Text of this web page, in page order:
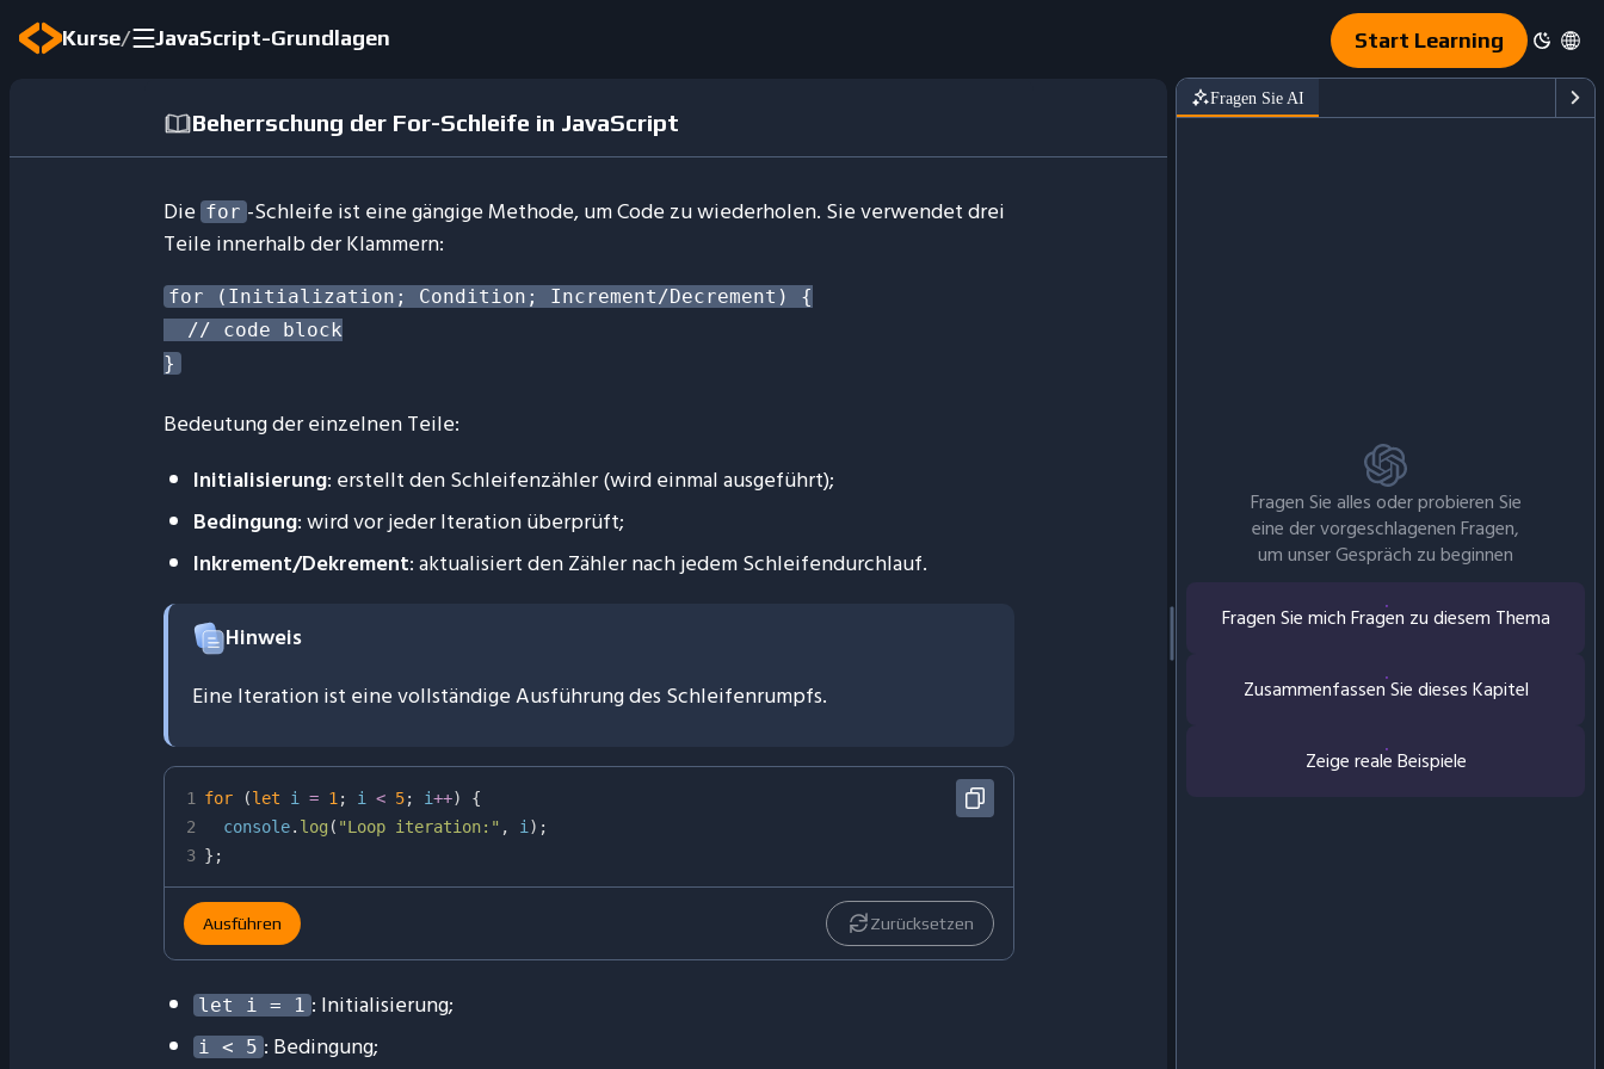
Kurse/ JavaScript-Grundlagen Start Learning
Beherrschung der For-Schleife in JavaScript
Die for -Schleife ist eine gängige Methode, um Code zu wiederholen. Sie verwendet drei
Teile innerhalb der Klammern:
for (Initialization; Condition; Increment/Decrement) {
  // code block
Bedeutung der einzelnen Teile:
Initialisierung: erstellt den Schleifenzähler (wird einmal ausgeführt);
Bedingung: wird vor jeder Iteration überprüft;
Inkrement/Dekrement: aktualisiert den Zähler nach jedem Schleifendurchlauf.
Hinweis
Eine Iteration ist eine vollständige Ausführung des Schleifenrumpfs.
1
2
3
for (let i = 1 ; i < 5; i++)
{
  console
. log ( "Loop iteration:" , i ) ;
} ;
Ausführen Zurücksetzen
let i = 1 : Initialisierung;
i < 5 : Bedingung;
Fragen Sie AI
Fragen Sie alles oder probieren Sie
eine der vorgeschlagenen Fragen,
um unser Gespräch zu beginnen
Fragen Sie mich Fragen zu diesem Thema
Zusammenfassen Sie dieses Kapitel
Zeige reale Beispiele